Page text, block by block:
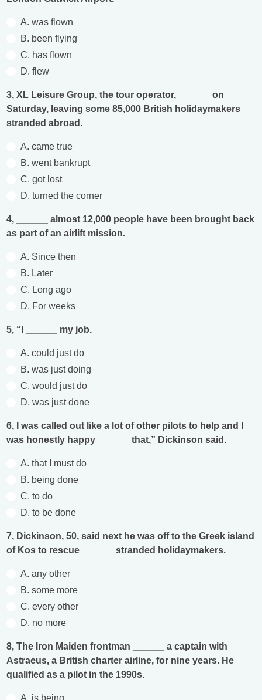
A. was flown
B. been flying
C. has flown
D. flew
3, XL Leisure Group, the tour operator, ______ on
Saturday, leaving some 85,000 British holidaymakers
stranded abroad.
A. came true
B. went bankrupt
C. got lost
D. turned the corner
4, ______ almost 12,000 people have been brought back
as part of an airlift mission.
A. Since then
B. Later
C. Long ago
D. For weeks
5, “I ______ my job.
A. could just do
B. was just doing
C. would just do
D. was just done
6, I was called out like a lot of other pilots to help and I
was honestly happy ______ that,” Dickinson said.
A. that I must do
B. being done
C. to do
D. to be done
7, Dickinson, 50, said next he was off to the Greek island
of Kos to rescue ______ stranded holidaymakers.
A. any other
B. some more
C. every other
D. no more
8, The Iron Maiden frontman ______ a captain with
Astraeus, a British charter airline, for nine years. He
qualified as a pilot in the 1990s.